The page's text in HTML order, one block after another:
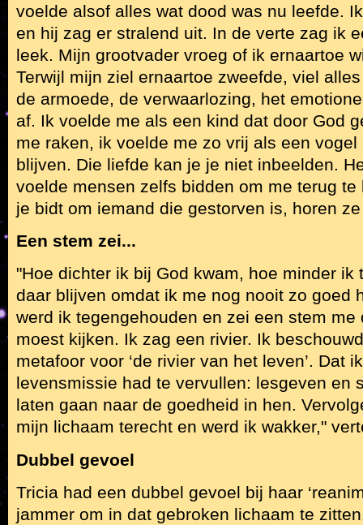
voelde alsof alles wat dood was nu leefde.
en hij zag er stralend uit. In de verte zag ik
leek. Mijn grootvader vroeg of ik ernaartoe
Terwijl mijn ziel ernaartoe zweefde, viel
de armoede, de verwaarlozing, het
af. Ik voelde me als een kind dat door God
me raken, ik voelde me zo vrij als een
blijven. Die liefde kan je je niet inbeelden.
voelde mensen zelfs bidden om me terug
je bidt om iemand die gestorven is, horen
Een stem zei...
"Hoe dichter ik bij God kwam, hoe minder ik
daar blijven omdat ik me nog nooit zo goed
werd ik tegengehouden en zei een stem me
moest kijken. Ik zag een rivier. Ik
metafoor voor ‘de rivier van het leven’. Dat
levensmissie had te vervullen: lesgeven en
laten gaan naar de goedheid in hen.
mijn lichaam terecht en werd ik wakker,"
Dubbel gevoel
Tricia had een dubbel gevoel bij haar
jammer om in dat gebroken lichaam te